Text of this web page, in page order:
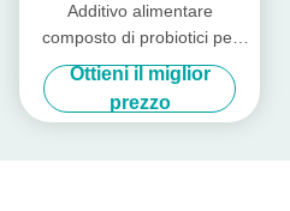
Additivo alimentare
composto di probiotici per
bestiame e pollame
Ottieni il miglior
prezzo